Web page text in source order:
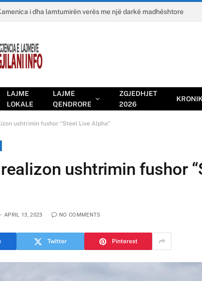
i dha lamtumirën verës me një darkë madhështore
LAJME
LOKALE
LAJME
QENDRORE
ZGJEDHJET
2026
ushtrimin fushor “Steel Live Alpha”
ushtrimin fushor
APRIL 13, 2023 NO COMMENTS
Twitter Pinterest